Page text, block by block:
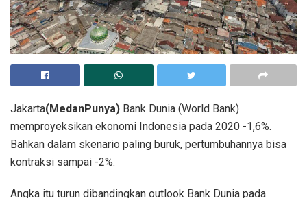
Jakarta(MedanPunya) Bank Dunia (World Bank)
memproyeksikan ekonomi Indonesia pada 2020 -1,6%.
Bahkan dalam skenario paling buruk, pertumbuhannya bisa
kontraksi sampai -2%.
Angka itu turun dibandingkan outlook Bank Dunia pada